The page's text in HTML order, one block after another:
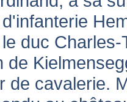
duc
de
de cavalerie.